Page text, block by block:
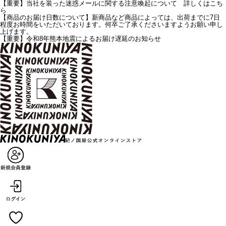
【重要】当社を装った迷惑メールに関する注意喚起について 詳しくはこち
ら
【商品のお届け日数について】新商品など商品によっては、出荷までに7日
程度お時間をいただいております。何卒ご了承くださいますようお願い申し
上げます。
【重要】令和8年熊本地震によるお届け遅延のお知らせ